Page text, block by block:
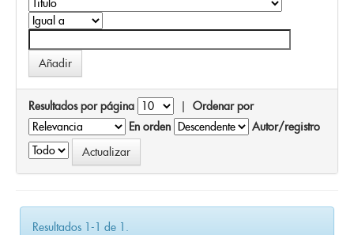
Resultados por página | Ordenar por
En orden
Autor/registro
Resultados 1-1 de 1.